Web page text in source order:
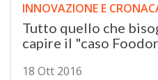
INNOVAZIONE E
Tutto quello che
capire il "caso
18 Ott 2016